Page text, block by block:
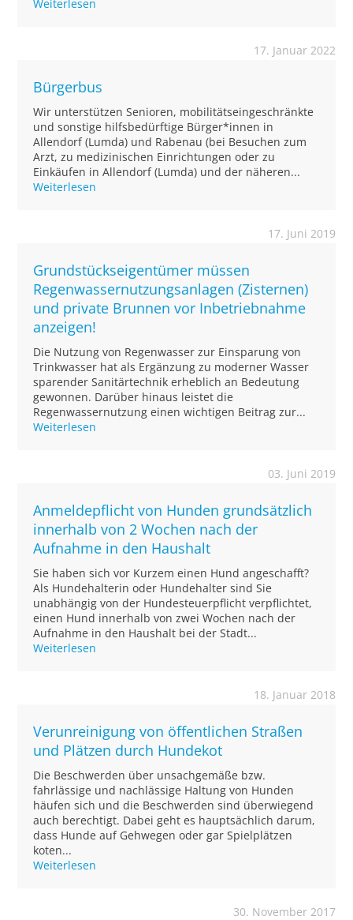
Weiterlesen
17. Januar 2022
Bürgerbus
Wir unterstützen Senioren, mobilitätseingeschränkte
und sonstige hilfsbedürftige Bürger*innen in
Allendorf (Lumda) und Rabenau (bei Besuchen zum
Arzt, zu medizinischen Einrichtungen oder zu
Einkäufen in Allendorf (Lumda) und der näheren...
Weiterlesen
17. Juni 2019
Grundstückseigentümer müssen
Regenwassernutzungsanlagen (Zisternen)
und private Brunnen vor Inbetriebnahme
anzeigen!
Die Nutzung von Regenwasser zur Einsparung von
Trinkwasser hat als Ergänzung zu moderner Wasser
sparender Sanitärtechnik erheblich an Bedeutung
gewonnen. Darüber hinaus leistet die
Regenwassernutzung einen wichtigen Beitrag zur...
Weiterlesen
03. Juni 2019
Anmeldepflicht von Hunden grundsätzlich
innerhalb von 2 Wochen nach der
Aufnahme in den Haushalt
Sie haben sich vor Kurzem einen Hund angeschafft?
Als Hundehalterin oder Hundehalter sind Sie
unabhängig von der Hundesteuerpflicht verpflichtet,
einen Hund innerhalb von zwei Wochen nach der
Aufnahme in den Haushalt bei der Stadt...
Weiterlesen
18. Januar 2018
Verunreinigung von öffentlichen Straßen
und Plätzen durch Hundekot
Die Beschwerden über unsachgemäße bzw.
fahrlässige und nachlässige Haltung von Hunden
häufen sich und die Beschwerden sind überwiegend
auch berechtigt. Dabei geht es hauptsächlich darum,
dass Hunde auf Gehwegen oder gar Spielplätzen
koten...
Weiterlesen
30. November 2017